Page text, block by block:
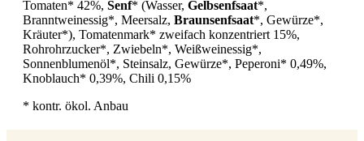
Tomaten* 42%, Senf* (Wasser, Gelbsenfsaat*,
Branntweinessig*, Meersalz, Braunsenfsaat*, Gewürze*,
Kräuter*), Tomatenmark* zweifach konzentriert 15%,
Rohrohrzucker*, Zwiebeln*, Weißweinessig*,
Sonnenblumenöl*, Steinsalz, Gewürze*, Peperoni* 0,49%,
Knoblauch* 0,39%, Chili 0,15%
* kontr. ökol. Anbau